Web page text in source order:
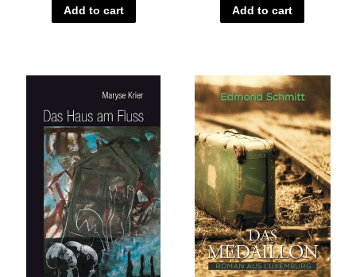
Add to cart Add to cart